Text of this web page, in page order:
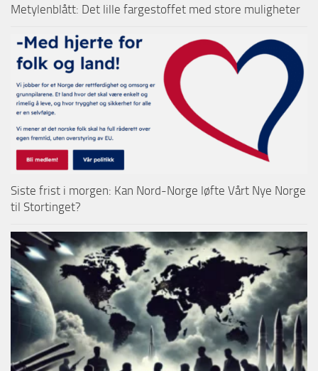
Metylenblått: Det lille fargestoffet med store muligheter
Siste frist i morgen: Kan Nord-Norge løfte Vårt Nye Norge
til Stortinget?